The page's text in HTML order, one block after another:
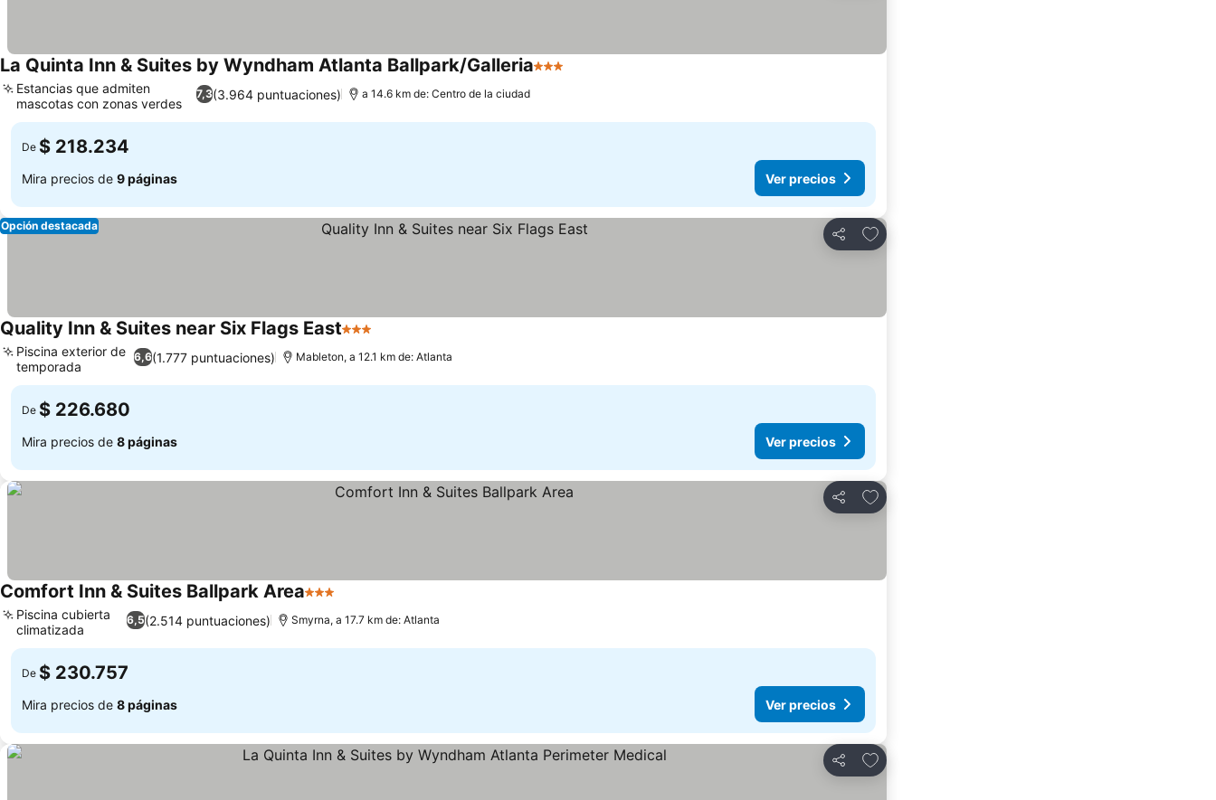
La Quinta Inn & Suites by Wyndham Atlanta Ballpark/Galleria3 Estrellas
7,3(3.964 puntuaciones)
Estancias que admiten
mascotas con zonas verdes
a 14.6 km de: Centro de la ciudad
De $ 218.234
Mira precios de 9 páginas Ver precios
Compartir
Agregar a favoritos
Opción destacada
Quality Inn & Suites near Six Flags East3 Estrellas
6,6(1.777 puntuaciones)
Piscina exterior de
temporada
Mableton, a 12.1 km de: Atlanta
De $ 226.680
Mira precios de 8 páginas Ver precios
Compartir
Agregar a favoritos
Comfort Inn & Suites Ballpark Area3 Estrellas
6,5(2.514 puntuaciones)
Piscina cubierta
climatizada
Smyrna, a 17.7 km de: Atlanta
De $ 230.757
Mira precios de 8 páginas Ver precios
Compartir
Agregar a favoritos